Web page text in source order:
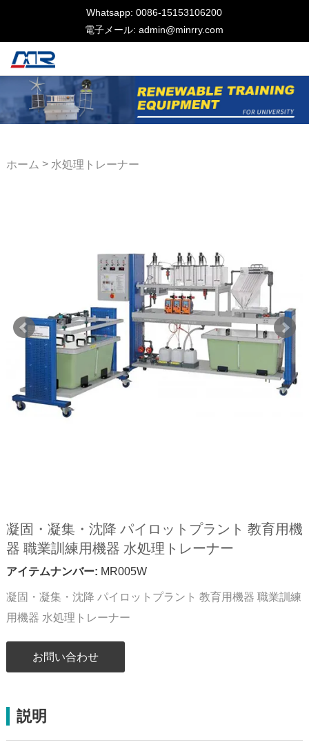
Whatsapp: 0086-15153106200
電子メール: admin@minrry.com
ホーム > 水処理トレーナー
凝固・凝集・沈降 パイロットプラント 教育用機
器 職業訓練用機器 水処理トレーナー
アイテムナンバー: MR005W
凝固・凝集・沈降 パイロットプラント 教育用機器 職業訓練
用機器 水処理トレーナー
お問い合わせ
説明